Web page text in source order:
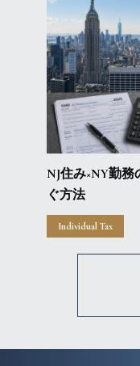
NJ住み×NY勤
ぐ方法
Individual Tax